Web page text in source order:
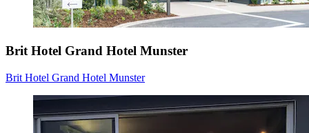
Brit Hotel Grand Hotel Munster
Brit Hotel Grand Hotel Munster